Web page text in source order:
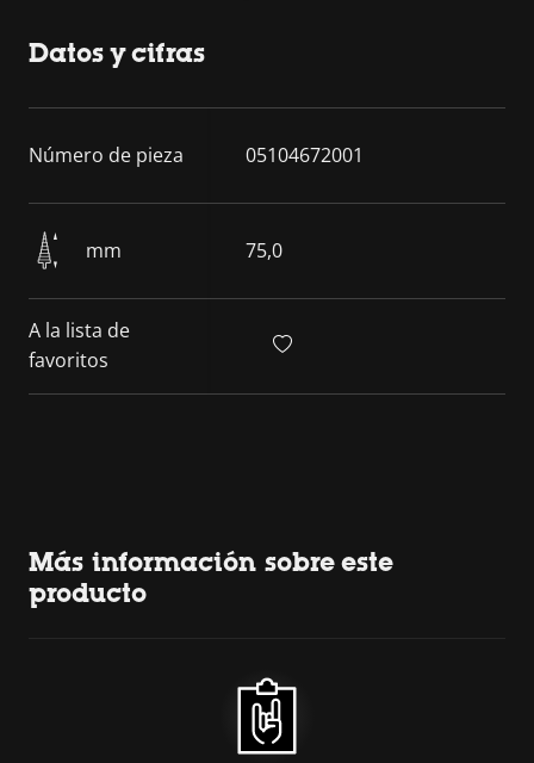
Datos y cifras
Número de pieza 05104672001
mm 75,0
A la lista de
favoritos
Más información sobre este
producto